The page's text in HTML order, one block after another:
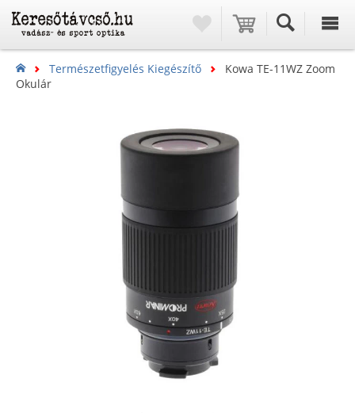
Természetfigyelés Kiegészítő
Kowa TE-11WZ Zoom
Okulár